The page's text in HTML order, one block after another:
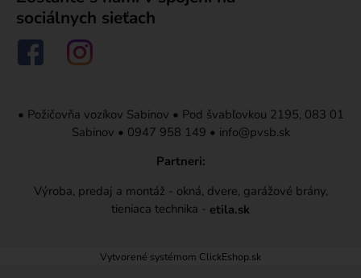
sociálnych sieťach
• Požičovňa vozíkov Sabinov • Pod švabľovkou 2195, 083 01
Sabinov • 0947 958 149 • info@pvsb.sk
Partneri:
Výroba, predaj a montáž - okná, dvere, garážové brány,
tieniaca technika - etila.sk
Vytvorené systémom ClickEshop.sk